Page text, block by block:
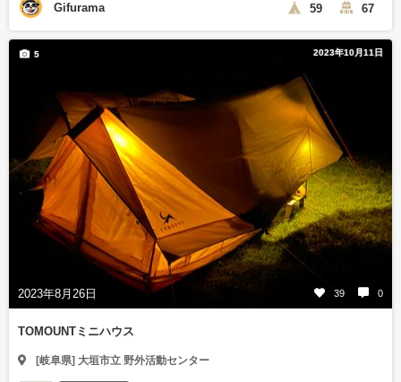
Gifurama 59 67
2023年10月11日
2023年8月26日 39 0
5
TOMOUNTミニハウス
[岐阜県] 大垣市立 野外活動センター